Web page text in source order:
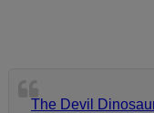
The Devil